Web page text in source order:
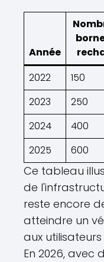
Année
2022
150
2023
250
2024
400
2025
600
Ce tableau
de
reste encore
atteindre un
aux
En 2026, avec